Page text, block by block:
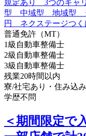
普通免許（MT）
1級自動車整備士
2級自動車整備士
3級自動車整備士
残業20時間以内
寮/社宅あり・住み込み
学歴不問
＜期間限定で